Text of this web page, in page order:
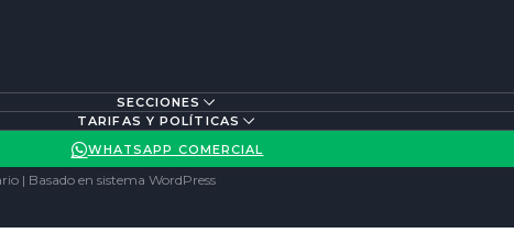
SECCIONES
TARIFAS Y POLÍTICAS
WHATSAPP COMERCIAL
| Basado en sistema WordPress